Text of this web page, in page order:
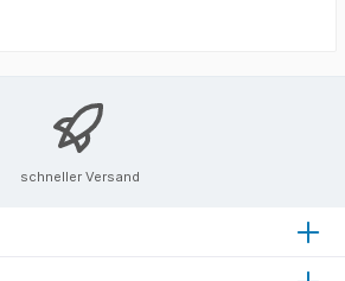
schneller Versand